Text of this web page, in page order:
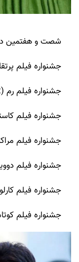
شصت و هفتمین
جشنواره فیلم
جشنواره فیلم رم (2012)
جشنواره فیلم
جشنواره فیلم مراکش
جشنواره فیلم دوویل
جشنواره فیلم
جشنواره فیلم کوتاه